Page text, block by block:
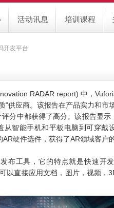
培训课程
活动讯息
开发平台
RADAR report) 中，
”供应商。该报告在产品实力和市
分中都获得了高分。该报告显示
智能手机和平板电脑到可穿戴
硬件选件，获得了AR领域客户的
布工具，它的特点就是快速开
以直接应用文档，图片，视频，